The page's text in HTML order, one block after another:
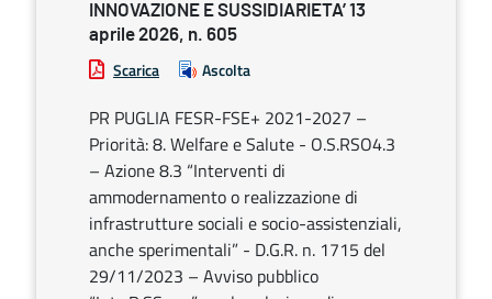
INNOVAZIONE E SUSSIDIARIETA’ 13
aprile 2026, n. 605
Scarica Ascolta
PR PUGLIA FESR-FSE+ 2021-2027 –
Priorità: 8. Welfare e Salute - O.S.RSO4.3
– Azione 8.3 “Interventi di
ammodernamento o realizzazione di
infrastrutture sociali e socio-assistenziali,
anche sperimentali” - D.G.R. n. 1715 del
29/11/2023 – Avviso pubblico